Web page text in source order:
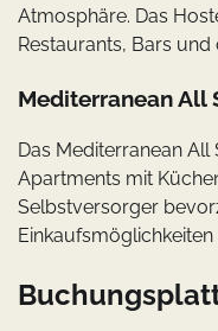
Atmosphäre. Das
Restaurants, Bars
Mediterranean All
Das Mediterranean
Apartments mit
Selbstversorger